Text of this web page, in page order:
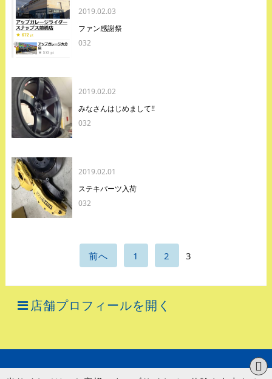
2019.02.03
ファン感謝祭
032
2019.02.02
みなさんはじめまして!!
032
2019.02.01
ステキパーツ入荷
032
前へ 1 2 3
店舗プロフィールを開く